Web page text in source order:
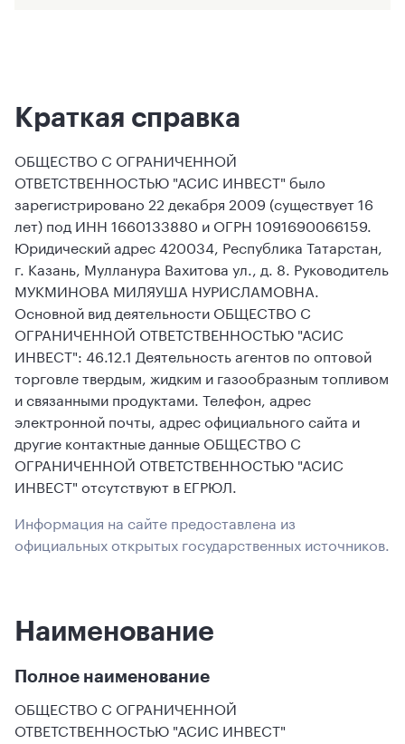
Краткая справка
ОБЩЕСТВО С ОГРАНИЧЕННОЙ
ОТВЕТСТВЕННОСТЬЮ "АСИС ИНВЕСТ" было
зарегистрировано 22 декабря 2009 (существует 16
лет) под ИНН 1660133880 и ОГРН 1091690066159.
Юридический адрес 420034, Республика Татарстан,
г. Казань, Мулланура Вахитова ул., д. 8. Руководитель
МУКМИНОВА МИЛЯУША НУРИСЛАМОВНА.
Основной вид деятельности ОБЩЕСТВО С
ОГРАНИЧЕННОЙ ОТВЕТСТВЕННОСТЬЮ "АСИС
ИНВЕСТ": 46.12.1 Деятельность агентов по оптовой
торговле твердым, жидким и газообразным топливом
и связанными продуктами. Телефон, адрес
электронной почты, адрес официального сайта и
другие контактные данные ОБЩЕСТВО С
ОГРАНИЧЕННОЙ ОТВЕТСТВЕННОСТЬЮ "АСИС
ИНВЕСТ" отсутствуют в ЕГРЮЛ.
Информация на сайте предоставлена из
официальных открытых государственных источников.
Наименование
Полное наименование
ОБЩЕСТВО С ОГРАНИЧЕННОЙ
ОТВЕТСТВЕННОСТЬЮ "АСИС ИНВЕСТ"